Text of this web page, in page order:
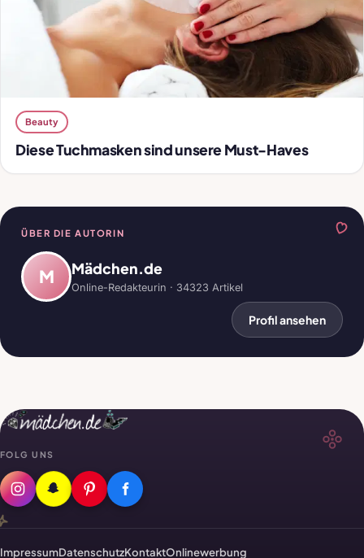
Beauty
Diese Tuchmasken sind unsere Must-Haves
ÜBER DIE AUTORIN
M Mädchen.de
Online-Redakteurin · 34323 Artikel
Profil ansehen
FOLG UNS
ImpressumDatenschutzKontaktOnlinewerbung